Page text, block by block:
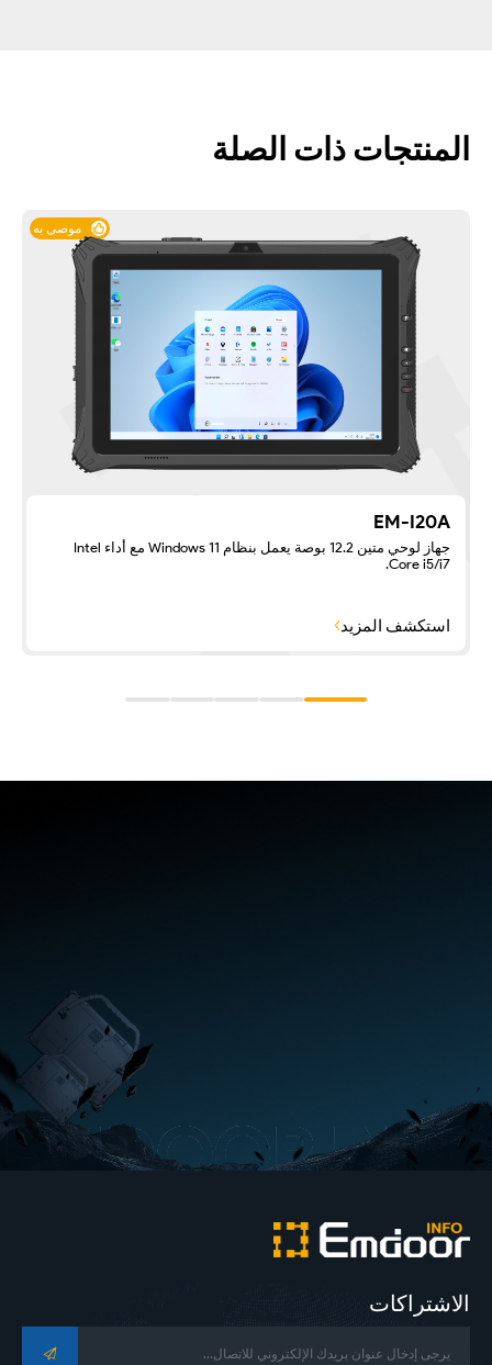
المنتجات ذات الصلة
موصى به
EM-I20A
جهاز لوحي متين 12.2 بوصة يعمل بنظام Windows 11 مع أداء Intel
Core i5/i7.
استكشف المزيد
الاشتراكات